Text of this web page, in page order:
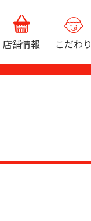
店舗情報 こだわり